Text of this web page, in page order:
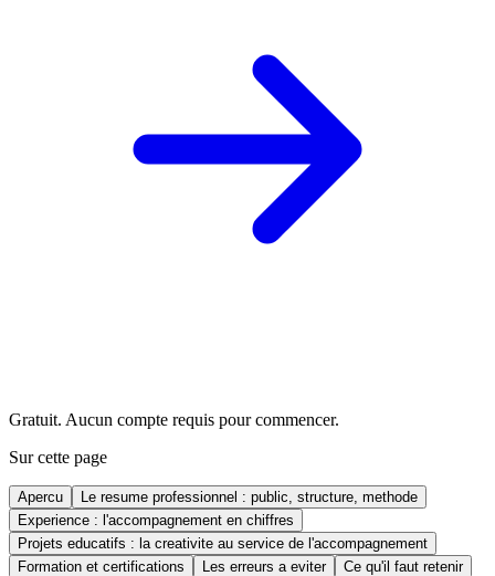
Gratuit. Aucun compte requis pour commencer.
Sur cette page
Apercu
Le resume professionnel : public, structure, methode
Experience : l'accompagnement en chiffres
Projets educatifs : la creativite au service de l'accompagnement
Formation et certifications
Les erreurs a eviter Ce qu'il faut retenir